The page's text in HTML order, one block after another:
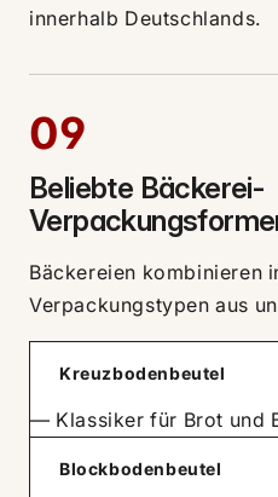
innerhalb Deutschlands.
09
Beliebte Bäckerei-
Bäckereien kombinieren
Verpackungstypen aus
Kreuzbodenbeutel
— Klassiker für Brot und
Blockbodenbeutel